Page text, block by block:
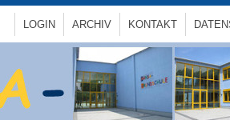
KONTAKT
ARCHIV
LOGIN